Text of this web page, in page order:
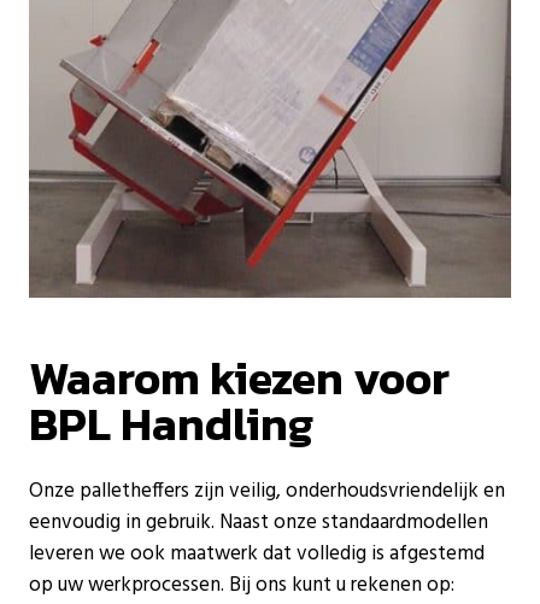
Waarom kiezen voor
BPL Handling
Onze palletheffers zijn veilig, onderhoudsvriendelijk en
eenvoudig in gebruik. Naast onze standaardmodellen
leveren we ook maatwerk dat volledig is afgestemd
op uw werkprocessen. Bij ons kunt u rekenen op: